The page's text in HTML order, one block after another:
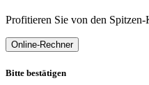
Profitieren Sie von den
Online-Rechner
Bitte bestätigen